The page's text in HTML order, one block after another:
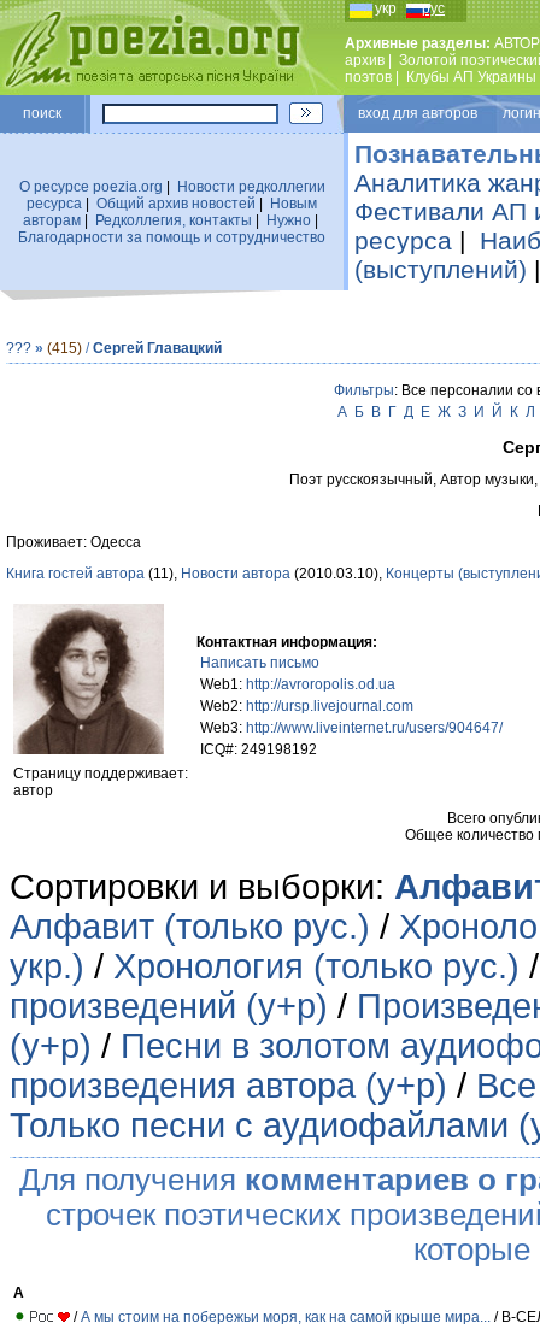
укр рус
Архивные разделы:
архив
Золотой
поэтов
Клубы АП Украины
поиск вход для авторов
О ресурсе poezia.org
Новости редколлегии
ресурса
Общий архив новостей
Новым
авторам| Редколлегия, контакты Нужно|
Благодарности за помощь и сотрудничество
Аналитика
Фестивали АП
ресурса |
(выступлений)
??? » (415) /Сергей Главацкий
Фильтры: Все персоналии со
А
Б В Г Д Е Ж З И Й К Л
Поэт русскоязычный, Автор
Проживает: Одесса
Книга гостей автора (11), Новости автора (2010.03.10), Концерты
Страницу поддерживает:
автор
Контактная информация:
Написать письмо
Web1: http://avroropolis.od.ua
Web2: http://ursp.livejournal.com
Web3: http://www.liveinternet.ru/users/904647/
ICQ#: 249198192
Всего
Общее количество
Сортировки и выборки:
Алфавит (только рус.) /
укр.) / Хронология (только рус.)
произведений (у+р) /
(у+р) / Песни в золотом
произведения автора (у+р) /
Только песни с аудиофайлами
Для получения комментариев о
строчек поэтических
А
/А мы стоим на побережьи моря, как на самой крыше мира...
/ В-